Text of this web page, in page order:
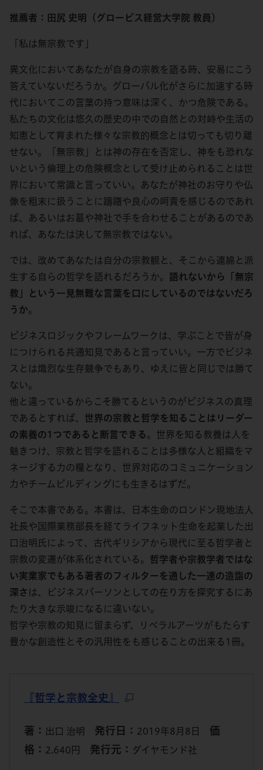
推薦者：田尻 史明（グロービス経営大学院 教員）
「私は無宗教です」
異文化においてあなたが自身の宗教を語る時、安易にこう
答えていないだろうか。グローバル化がさらに加速する時
代においてこの言葉の持つ意味は深く、かつ危険である。
私たちの文化は悠久の歴史の中での自然との対峙や生活の
知恵として育まれた様々な宗教的概念とは切っても切り離
せない。「無宗教」とは神の存在を否定し、神をも恐れな
いという倫理上の危険概念として受け止められることは世
界において常識と言っていい。あなたが神社のお守りや仏
像を粗末に扱うことに躊躇や良心の呵責を感じるのであれ
ば、あるいはお墓や神社で手を合わせることがあるのであ
れば、あなたは決して無宗教ではない。
では、改めてあなたは自分の宗教観と、そこから連綿と派
生する自らの哲学を語れるだろうか。 語れないから「無宗
教」という一見無難な言葉を口にしているのではないだろ
うか。
ビジネスロジックやフレームワークは、学ぶことで皆が身
につけられる共通知見であると言っていい。一方でビジネ
スとは熾烈な生存競争でもあり、ゆえに皆と同じでは勝て
ない。
他と違っているからこそ勝てるというのがビジネスの真理
であるとすれば、 世界の宗教と哲学を知ることはリーダー
の素養の1つであると断言できる。世界を知る教養は人を
魅きつけ、宗教と哲学を語れることは多様な人と組織をマ
ネージする力の糧となり、世界対応のコミュニケーション
力やチームビルディングにも生きるはずだ。
そこで本書である。本書は、日本生命のロンドン現地法人
社長や国際業務部長を経てライフネット生命を起業した出
口治明氏によって、古代ギリシアから現代に至る哲学者と
宗教の変遷が体系化されている。 哲学者や宗教学者ではな
い実業家でもある著者のフィルターを通した一連の造詣の
深さ は、ビジネスパーソンとしての在り方を探究するにあ
たり大きな示唆になるに違いない。
哲学や宗教の知見に留まらず、リベラルアーツがもたらす
豊かな創造性とその汎用性をも感じることの出来る1冊。
『哲学と宗教全史』
著： 出口 治明 発行日： 2019年8月8日 価
格：
2.640円 発行元： ダイヤモンド社